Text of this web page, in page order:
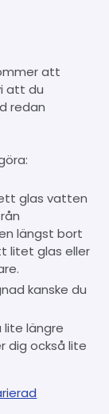
att
att du
redan
glas vatten
längst bort
litet glas eller
kanske du
lite längre
dig också lite